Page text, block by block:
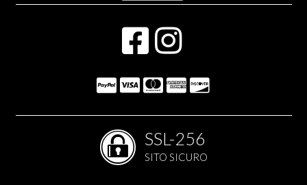
SSL-256
SITO SICURO